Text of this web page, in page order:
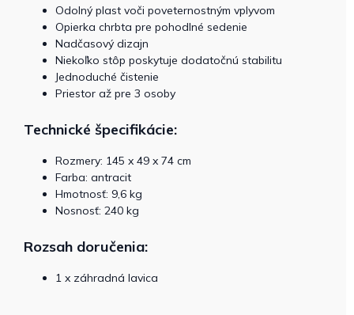
Odolný plast voči poveternostným vplyvom
Opierka chrbta pre pohodlné sedenie
Nadčasový dizajn
Niekoľko stôp poskytuje dodatočnú stabilitu
Jednoduché čistenie
Priestor až pre 3 osoby
Technické špecifikácie:
Rozmery: 145 x 49 x 74 cm
Farba: antracit
Hmotnosť: 9,6 kg
Nosnosť: 240 kg
Rozsah doručenia:
1 x záhradná lavica